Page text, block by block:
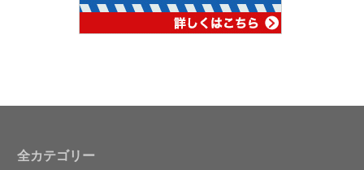
全カテゴリー